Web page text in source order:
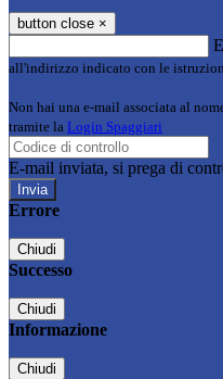
button close ×
all'indirizzo indicato con le
Non hai una e-mail associata al
tramite la Login Spaggiari
E-mail inviata, si prega di
Errore
Chiudi
Successo
Chiudi
Informazione
Chiudi